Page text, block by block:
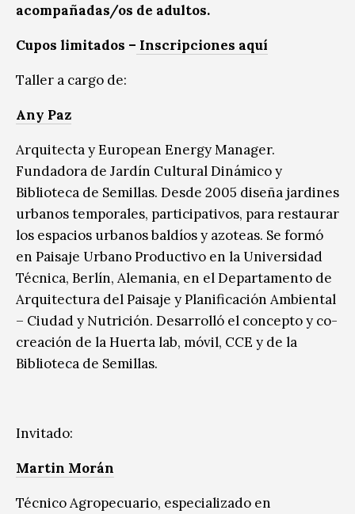
acompañadas/os de adultos.
Cupos limitados – Inscripciones aquí
Taller a cargo de:
Any Paz
Arquitecta y European Energy Manager.
Fundadora de Jardín Cultural Dinámico y
Biblioteca de Semillas. Desde 2005 diseña jardines
urbanos temporales, participativos, para restaurar
los espacios urbanos baldíos y azoteas. Se formó
en Paisaje Urbano Productivo en la Universidad
Técnica, Berlín, Alemania, en el Departamento de
Arquitectura del Paisaje y Planificación Ambiental
– Ciudad y Nutrición. Desarrolló el concepto y co-
creación de la Huerta lab, móvil, CCE y de la
Biblioteca de Semillas.
Invitado:
Martin Morán
Técnico Agropecuario, especializado en